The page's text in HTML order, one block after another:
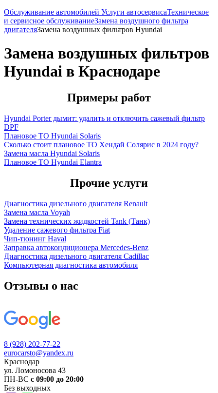
Обслуживание автомобилей Услуги автосервисаТехническое
и сервисное обслуживаниеЗамена воздушного фильтра
двигателяЗамена воздушных фильтров Hyundai
Замена воздушных фильтров
Hyundai в Краснодаре
Примеры работ
Hyundai Porter дымит: удалить и отключить сажевый фильтр
DPF
Плановое ТО Hyundai Solaris
Сколько стоит плановое ТО Хендай Солярис в 2024 году?
Замена масла Hyundai Solaris
Плановое ТО Hyundai Elantra
Прочие услуги
Диагностика дизельного двигателя Renault
Замена масла Voyah
Замена технических жидкостей Tank (Танк)
Удаление сажевого фильтра Fiat
Чип-тюнинг Haval
Заправка автокондиционера Mercedes-Benz
Диагностика дизельного двигателя Cadillac
Компьютерная диагностика автомобиля
Отзывы о нас
8 (928) 202-77-22
eurocarsto@yandex.ru
Краснодар
ул. Ломоносова 43
ПН-ВС с 09:00 до 20:00
Без выходных